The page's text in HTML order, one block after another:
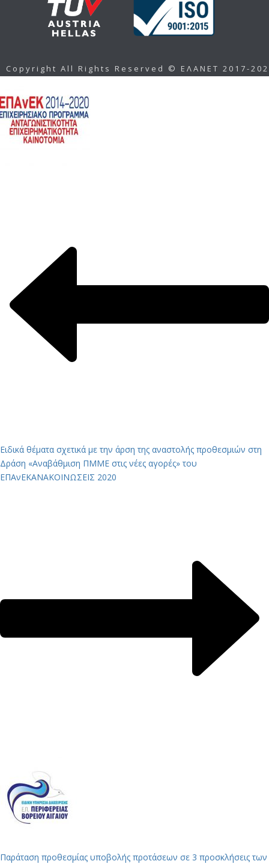
Copyright All Rights Reserved © ΕΛΑΝΕΤ 2017-
Ειδικά θέματα σχετικά με την άρση της αναστολής προθεσμιών στη
Δράση «Αναβάθμιση ΠΜΜΕ στις νέες αγορές» του
ΕΠΑνΕΚΑΝΑΚΟΙΝΩΣΕΙΣ 2020
Παράταση προθεσμίας υποβολής προτάσεων σε 3 προσκλήσεις των